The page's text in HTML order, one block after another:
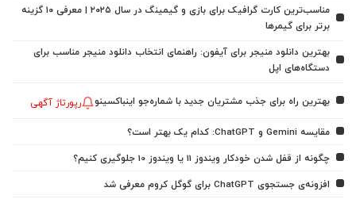
مناسب‌ترین کارت گرافیک برای بازی و گیمینگ در سال ۲۰۲۵ | معرفی ۱۰ گزینه
برتر برای گیمرها
بهترین دانلود منیجر برای آیفون: راهنمای انتخاب دانلود منیجر مناسب برای
دستگاه‌های اپل
بهترین راه برای جذب مشتریان جدید با شماره‌جو اینباکسینو رپورتاژ آگهی
مقایسه Gemini و ChatGPT: کدام یک بهتر است؟
چگونه از قفل شدن خودکار ویندوز 11 یا ویندوز 10 جلوگیری کنیم؟
افزونه‌ی جستجوی ChatGPT برای گوگل کروم معرفی شد